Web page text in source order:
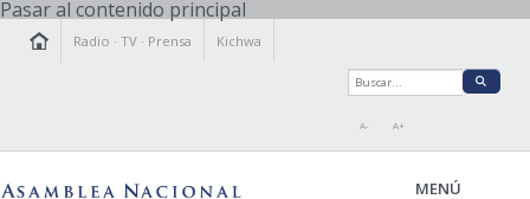
Pasar al contenido principal
Radio ·TV · Prensa Kichwa
A- A+
MENÚ